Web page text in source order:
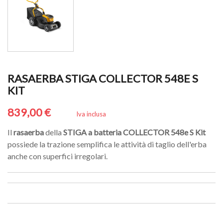
RASAERBA STIGA COLLECTOR 548E S
KIT
839,00 €
Iva inclusa
Il rasaerbadella STIGA a batteria COLLECTOR 548e S Kit
possiede la trazione semplifica le attività di taglio dell'erba
anche con superfici irregolari.